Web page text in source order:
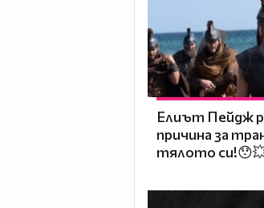
Елиът Пейдж
причина за
тялото